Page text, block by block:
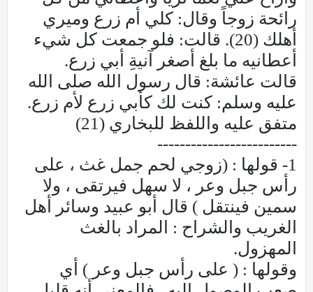
رائحة زوجاً وقال: كلي أم زرع وميري
أهلك (20). قالت: فلو جمعت كل شيء
أعطانيه ما بلغ أصغر آنيةِ أبي زرع.
قالت عائشة: قال رسول الله صلى الله
عليه وسلم: كنت لك كأبي زرع لأم زرع.
متفق عليه واللفظ للبخاري (21)
-------------------------
1- قولها : (زوجي لحم جمل غث ، على
رأس جبل وعر ، لا سهل فيرتقى ، ولا
سمين فينتقل ) قال أبو عبيد وسائر أهل
الغريب والشراح : المراد بالغث
المهزول.
وقولها : ( على رأس جبل وعر ) أي